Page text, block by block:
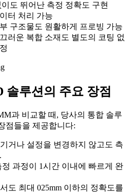
도 뛰어난 측정 정확도 구현
터 처리 가능
구조물도 원활하게 프로빙 가능
러운 복합 소재도 별도의 코팅 없
솔루션의 주요 장점
과 비교할 때, 당사의 통합 솔루
점들을 제공합니다:
거나 설정을 변경하지 않고도 측
정 과정이 1시간 이내에 빠르게 완
도 최대 025mm 이하의 정확도를